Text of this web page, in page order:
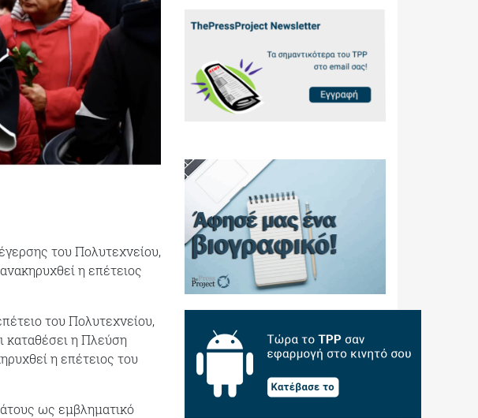
του Πολυτεχνείου,
η επέτειος
του Πολυτεχνείου,
η Πλεύση
η επέτειος του
ως εμβληματικό